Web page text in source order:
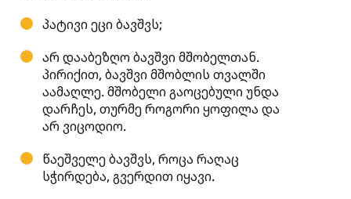
პატივი ეცი ბავშვს;
არ დააბეზღო ბავშვი მშობელთან.
პირიქით, ბავშვი მშობლის თვალში
აამაღლე. მშობელი გაოცებული უნდა
დარჩეს, თურმე როგორი ყოფილა და
არ ვიცოდიო.
წაეშველე ბავშვს, როცა რაღაც
სჭირდება, გვერდით იყავი.